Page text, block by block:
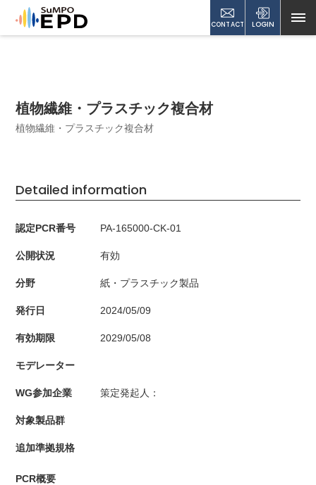
CONTACT LOGIN
植物繊維・プラスチック複合材
植物繊維・プラスチック複合材
Detailed information
認定PCR番号 PA-165000-CK-01
公開状況 有効
分野 紙・プラスチック製品
発行日 2024/05/09
有効期限 2029/05/08
モデレーター
WG参加企業 策定発起⼈：
対象製品群
追加準拠規格
PCR概要